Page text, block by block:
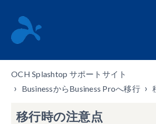
OCH Splashtop サポートサイト
BusinessからBusiness Proへ移行
移行時の注意点